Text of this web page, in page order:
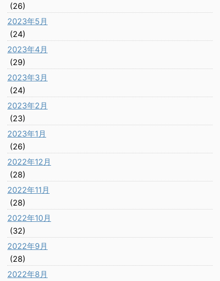
(26)
2023年5月
(24)
2023年4月
(29)
2023年3月
(24)
2023年2月
(23)
2023年1月
(26)
2022年12月
(28)
2022年11月
(28)
2022年10月
(32)
2022年9月
(28)
2022年8月